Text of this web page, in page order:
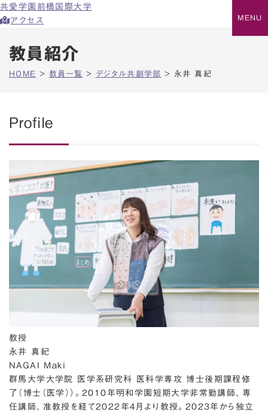
共愛学園前橋国際大学
アクセス
教員紹介
HOME > 教員一覧 > デジタル共創学部 > 永井 真紀
Profile
教授
永井 真紀
NAGAI Maki
群馬大学大学院 医学系研究科 医科学専攻 博士後期課程修
了（博士（医学））。2010年明和学園短期大学非常勤講師、専
任講師、准教授を経て2022年４月より教授。2023年から独立